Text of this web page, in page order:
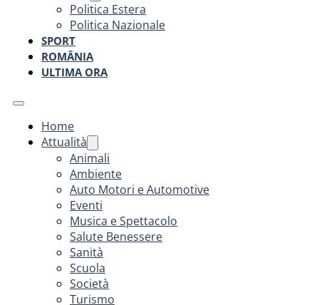
Politica Estera
Politica Nazionale
SPORT
ROMÂNIA
ULTIMA ORA
Home
Attualità
Animali
Ambiente
Auto Motori e Automotive
Eventi
Musica e Spettacolo
Salute Benessere
Sanità
Scuola
Società
Turismo